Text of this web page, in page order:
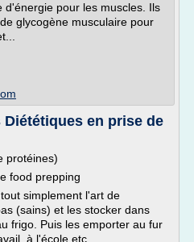
d'énergie pour les muscles. Ils
glycogène musculaire pour
Diététiques en prise de
protéines)
food prepping
simplement l'art de
(sains) et les stocker dans
frigo. Puis les emporter au fur
à l'école etc...